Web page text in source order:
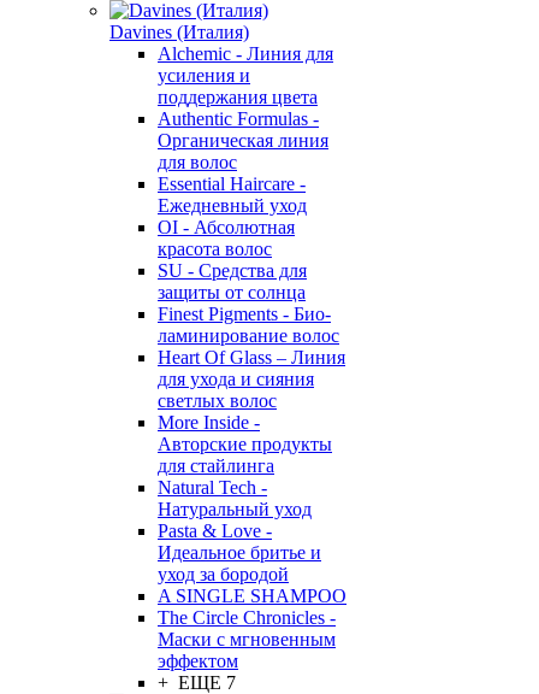
Davines (Италия)
Alchemic - Линия для
усиления и
поддержания цвета
Authentic Formulas -
Органическая линия
для волос
Essential Haircare -
Eжедневный уход
OI - Абсолютная
красота волос
SU - Средства для
защиты от солнца
Finest Pigments - Био-
ламинирование волос
Heart Of Glass – Линия
для ухода и сияния
светлых волос
More Inside -
Авторские продукты
для стайлинга
Natural Tech -
Натуральный уход
Pasta & Love -
Идеальное бритье и
уход за бородой
A SINGLE SHAMPOO
The Circle Chronicles -
Маски с мгновенным
эффектом
+ ЕЩЕ 7